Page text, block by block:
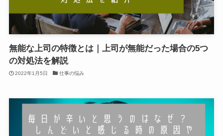
無能な上司の特徴とは｜上司が無能だった場合の5つ
の対処法を解説
2022年1月5日 仕事の悩み